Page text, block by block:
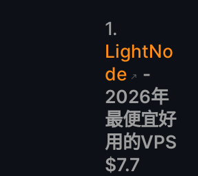
1.
LightNo
de
-
2026年
最便宜好
用的VPS
$7.7